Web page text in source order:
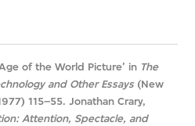
of the World Picture’ in The
and Other Essays(New
115–55. Jonathan Crary,
Attention, Spectacle, and